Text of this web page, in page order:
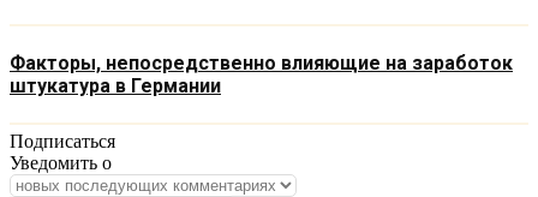
Факторы, непосредственно влияющие на заработок
штукатура в Германии
Подписаться
Уведомить о